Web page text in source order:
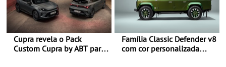
Cupra revela o Pack
Custom Cupra by ABT para
Família Classic Defender v8
com cor personalizada